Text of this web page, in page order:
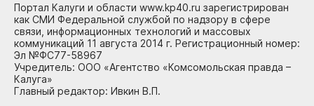
Портал Калуги и области www.kp40.ru зарегистрирован
как СМИ Федеральной службой по надзору в сфере
связи, информационных технологий и массовых
коммуникаций 11 августа 2014 г. Регистрационный номер:
Эл №ФС77-58967
Учредитель: ООО «Агентство «Комсомольская правда –
Калуга»
Главный редактор: Ивкин В.П.